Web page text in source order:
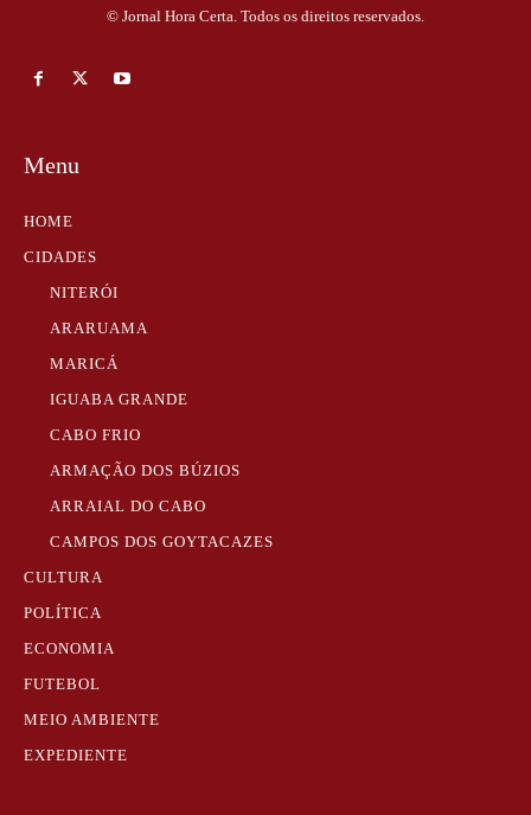
© Jornal Hora Certa. Todos os direitos reservados.
Menu
HOME
CIDADES
NITERÓI
ARARUAMA
MARICÁ
IGUABA GRANDE
CABO FRIO
ARMAÇÃO DOS BÚZIOS
ARRAIAL DO CABO
CAMPOS DOS GOYTACAZES
CULTURA
POLÍTICA
ECONOMIA
FUTEBOL
MEIO AMBIENTE
EXPEDIENTE